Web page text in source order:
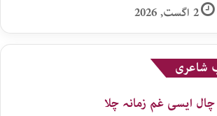
2 اگست, 2026
شاعری
چال ایسی غم زمانہ چلا